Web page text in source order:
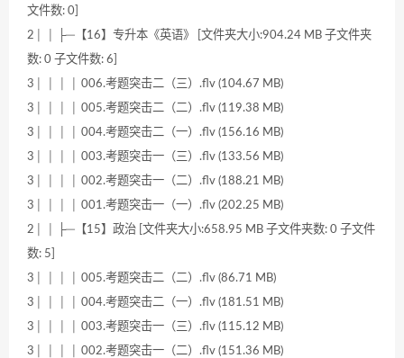
文件数: 0]
2│ │ ├─【16】专升本《英语》 [文件夹大小:904.24 MB 子文件夹
数: 0 子文件数: 6]
3│ │ │ │ 006.考题突击二（三）.flv (104.67 MB)
3│ │ │ │ 005.考题突击二（二）.flv (119.38 MB)
3│ │ │ │ 004.考题突击二（一）.flv (156.16 MB)
3│ │ │ │ 003.考题突击一（三）.flv (133.56 MB)
3│ │ │ │ 002.考题突击一（二）.flv (188.21 MB)
3│ │ │ │ 001.考题突击一（一）.flv (202.25 MB)
2│ │ ├─【15】政治 [文件夹大小:658.95 MB 子文件夹数: 0 子文件
数: 5]
3│ │ │ │ 005.考题突击二（二）.flv (86.71 MB)
3│ │ │ │ 004.考题突击二（一）.flv (181.51 MB)
3│ │ │ │ 003.考题突击一（三）.flv (115.12 MB)
3│ │ │ │ 002.考题突击一（二）.flv (151.36 MB)